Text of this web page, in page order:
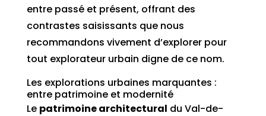
entre passé et présent, offrant des
contrastes saisissants que nous
recommandons vivement d’explorer pour
tout explorateur urbain digne de ce nom.
Les explorations urbaines marquantes :
entre patrimoine et modernité
Le patrimoine architectural du Val-de-